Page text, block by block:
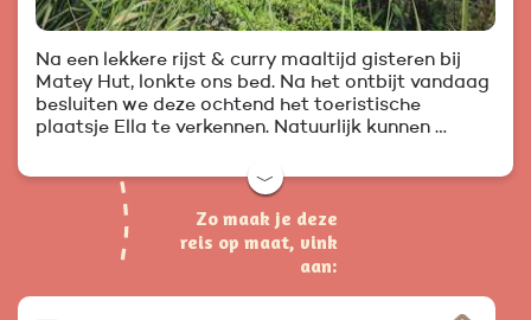
Na een lekkere rijst & curry maaltijd gisteren bij
Matey Hut, lonkte ons bed. Na het ontbijt vandaag
besluiten we deze ochtend het toeristische
plaatsje Ella te verkennen. Natuurlijk kunnen …
﹀
Zo maak je deze
reis op maat, vink
aan: